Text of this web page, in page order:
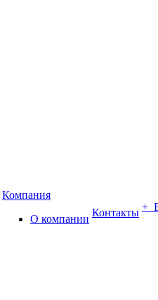
Компания
О компании
Контакты +